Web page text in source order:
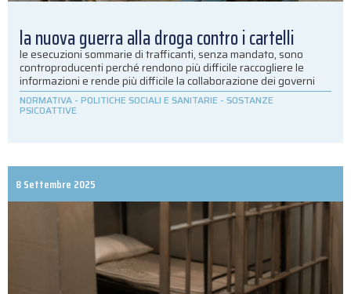
la nuova guerra alla droga contro i cartelli
le esecuzioni sommarie di trafficanti, senza mandato, sono
controproducenti perché rendono più difficile raccogliere le
informazioni e rende più difficile la collaborazione dei governi
NORMATIVA - POLITICHE SOCIALI E SANITARIE - SOSTANZE
PSICOATTIVE
8 Settembre 2025